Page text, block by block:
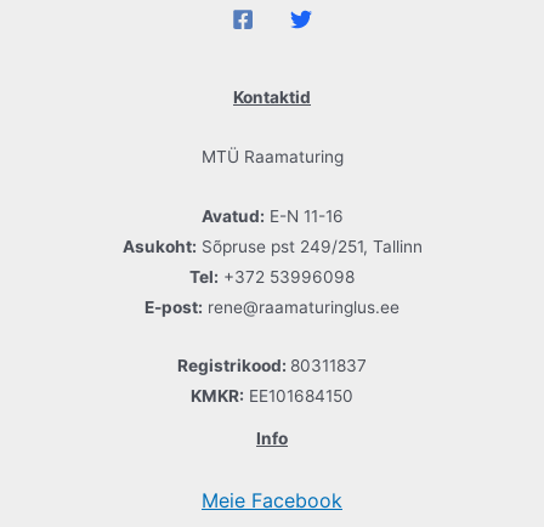
Kontaktid
MTÜ Raamaturing
Avatud: E-N 11-16
Asukoht: Sõpruse pst 249/251, Tallinn
Tel: +372 53996098
E-post: rene@raamaturinglus.ee
Registrikood: 80311837
KMKR: EE101684150
Info
Meie Facebook